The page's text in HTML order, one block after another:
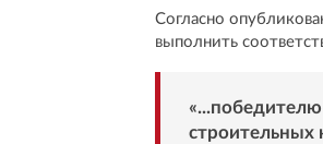
Согласно
выполнить
«...победителю
строительных